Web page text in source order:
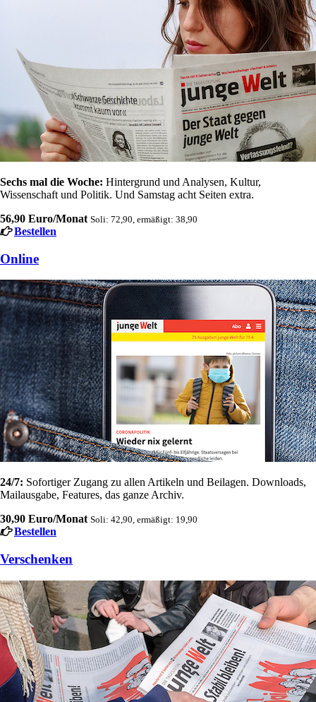
Sechs mal die Woche: Hintergrund und Analysen, Kultur,
Wissenschaft und Politik. Und Samstag acht Seiten extra.
56,90 Euro/Monat Soli: 72,90, ermäßigt: 38,90
Bestellen
Online
24/7: Sofortiger Zugang zu allen Artikeln und Beilagen. Downloads,
Mailausgabe, Features, das ganze Archiv.
30,90 Euro/Monat Soli: 42,90, ermäßigt: 19,90
Bestellen
Verschenken